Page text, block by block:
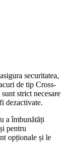
securitatea,
de tip Cross-
strict necesare
dezactivate.
a îmbunătăți
pentru
opționale și le